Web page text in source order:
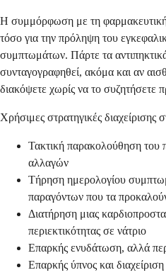
Η συμμόρφωση με τη φαρμακευτική
τόσο για την πρόληψη του
συμπτωμάτων. Πάρτε τα
συνταγογραφηθεί, ακόμα και αν
διακόψετε χωρίς να το συζητήσετε
Χρήσιμες στρατηγικές διαχείρισης
Τακτική παρακολούθηση του
αλλαγών
Τήρηση ημερολογίου
παραγόντων που τα
Διατήρηση μιας
περιεκτικότητας σε νάτριο
Επαρκής ενυδάτωση, αλλά
Επαρκής ύπνος και